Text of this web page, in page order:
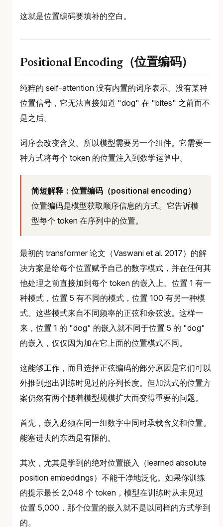
这就是位置编码要填补的空白。
Positional Encoding（位置编码）
纯粹的 self-attention 没有内置的词序表示。没有某种
位置信号，它无法直接知道 "dog" 在 "bites" 之前而不
是之后。
词序会改变含义。所以模型需要另一个组件。它需要一
种方式将每个 token 的位置注入到数学运算中。
简短解释：位置编码（positional encoding）
位置编码是模型获取顺序信息的方式。它告诉模
型每个 token 在序列中的位置。
最初的 transformer 论文（Vaswani et al. 2017）的解
决方案是给每个位置赋予自己的数字模式，并在任何其
他处理之前直接加到每个 token 的嵌入上。位置 1 有一
种模式，位置 5 有不同的模式，位置 100 有另一种模
式。这些模式来自不同频率的正弦和余弦波。这样一
来，位置 1 的 "dog" 的嵌入就不同于位置 5 的 "dog"
的嵌入，仅仅因为加在它上面的位置模式不同。
这能够工作，而且选择正弦编码的部分原因是它们可以
外推到超出训练时见过的序列长度。但加法式的位置方
案仍然有两个随着模型规模扩大而变得重要的问题。
首先，嵌入必须在同一组数字中同时承载含义和位置。
能塞进去的东西是有限的。
其次，尤其是学到的绝对位置嵌入（learned absolute
position embeddings）不能干净地泛化。如果你训练
的提示最长 2,048 个 token，模型在训练时从未见过
位置 5,000，那个位置的嵌入就不是以同样的方式学到
的。